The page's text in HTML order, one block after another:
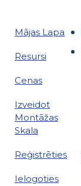
Mājas Lapa
Resursi
Cenas
Izveidot
Montāžas
Skala
Reģistrēties
Ielogoties